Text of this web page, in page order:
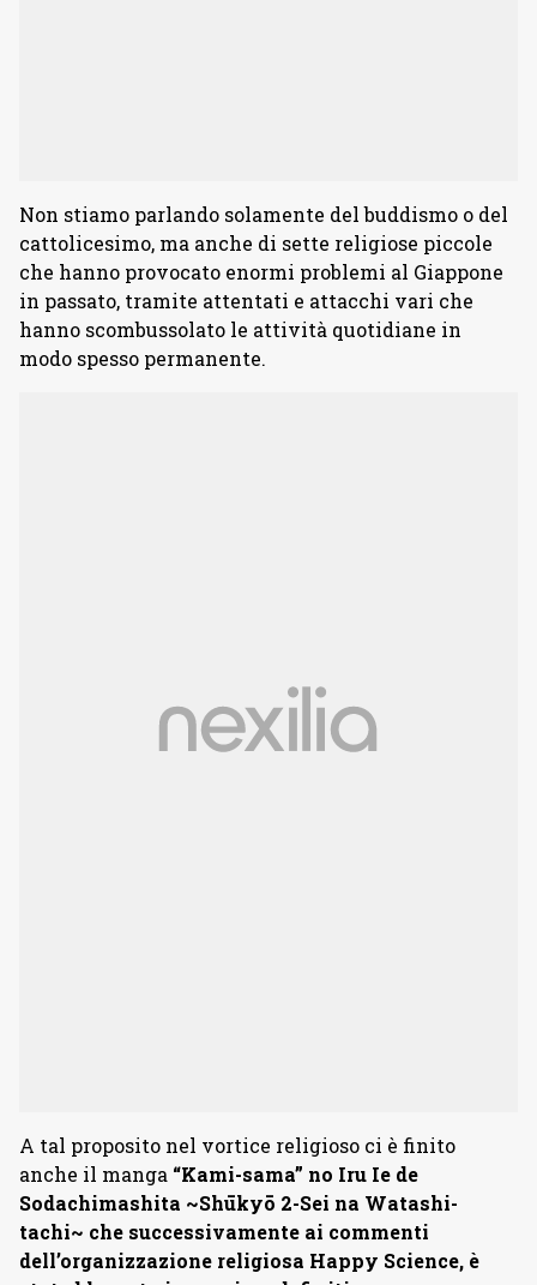
Non stiamo parlando solamente del buddismo o del
cattolicesimo, ma anche di sette religiose piccole
che hanno provocato enormi problemi al Giappone
in passato, tramite attentati e attacchi vari che
hanno scombussolato le attività quotidiane in
modo spesso permanente.
A tal proposito nel vortice religioso ci è finito
anche il manga “Kami-sama” no Iru Ie de
Sodachimashita ~Shūkyō 2-Sei na Watashi-
tachi~ che successivamente ai commenti
dell’organizzazione religiosa Happy Science, è